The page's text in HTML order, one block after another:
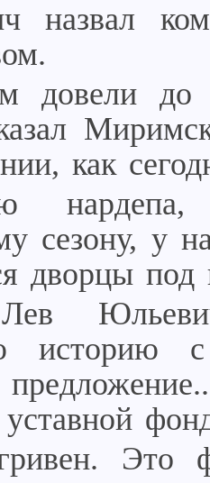
назвал
до
как
сезону, у
дворцы под
историю
Это